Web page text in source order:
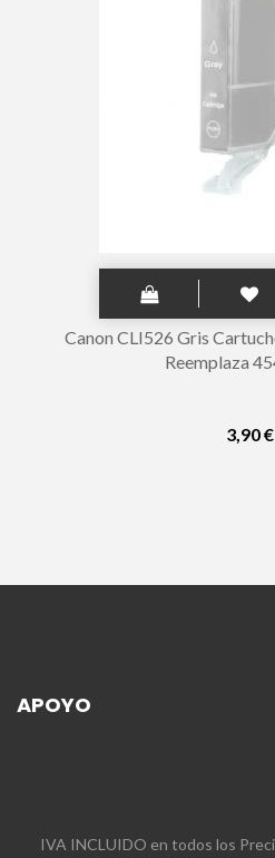
Canon CLI526 Gris
Reemplaza
3,90 €
APOYO
IVA INCLUIDO en todos los